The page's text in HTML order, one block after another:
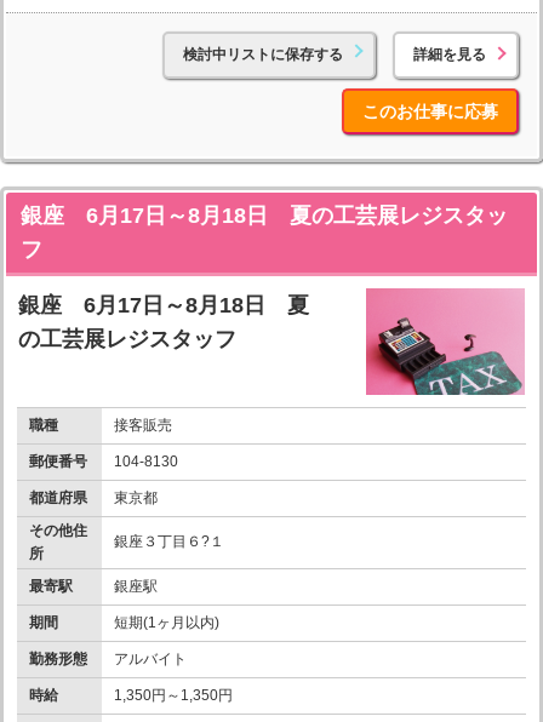
検討中リストに保存する 詳細を見る
このお仕事に応募
銀座 6月17日～8月18日 夏の工芸展レジスタッ
フ
銀座 6月17日～8月18日 夏
の工芸展レジスタッフ
職種 接客販売
郵便番号 104-8130
都道府県
東京都
その他住
所
銀座３丁目６?１
最寄駅 銀座駅
期間 短期(1ヶ月以内)
勤務形態 アルバイト
時給 1,350円～1,350円